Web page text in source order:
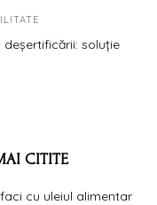
soluție
CITITE
cu uleiul alimentar